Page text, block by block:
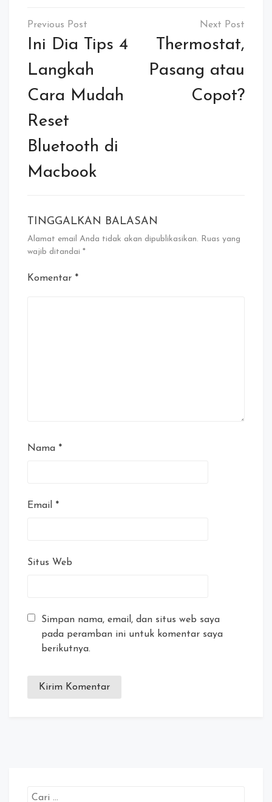
Navigasi
pos
Ini Dia Tips 4
Langkah
Cara Mudah
Reset
Bluetooth di
Macbook
Thermostat,
Pasang atau
Copot?
TINGGALKAN BALASAN
Alamat email Anda tidak akan dipublikasikan. Ruas yang
wajib ditandai *
Komentar *
Nama *
Email *
Situs Web
Simpan nama, email, dan situs web saya
pada peramban ini untuk komentar saya
berikutnya.
Cari